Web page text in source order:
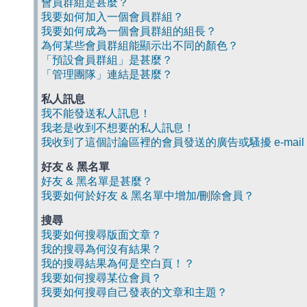
會員群組是甚麼？
我要如何加入一個會員群組？
我要如何成為一個會員群組的組長？
為何某些會員群組能顯示出不同的顏色？
「預設會員群組」是甚麼？
「管理團隊」連結是甚麼？
私人訊息
我不能發送私人訊息！
我老是收到不想要的私人訊息！
我收到了這個討論區裡的會員發送的廣告或騷擾 e-mail
好友 & 黑名單
好友 & 黑名單是甚麼？
我要如何於好友 & 黑名單中增加/刪除會員？
搜尋
我要如何搜尋版面文章？
我的搜尋為何沒有結果？
我的搜尋結果為何是空白頁！？
我要如何搜尋某位會員？
我要如何搜尋自己發表的文章和主題？